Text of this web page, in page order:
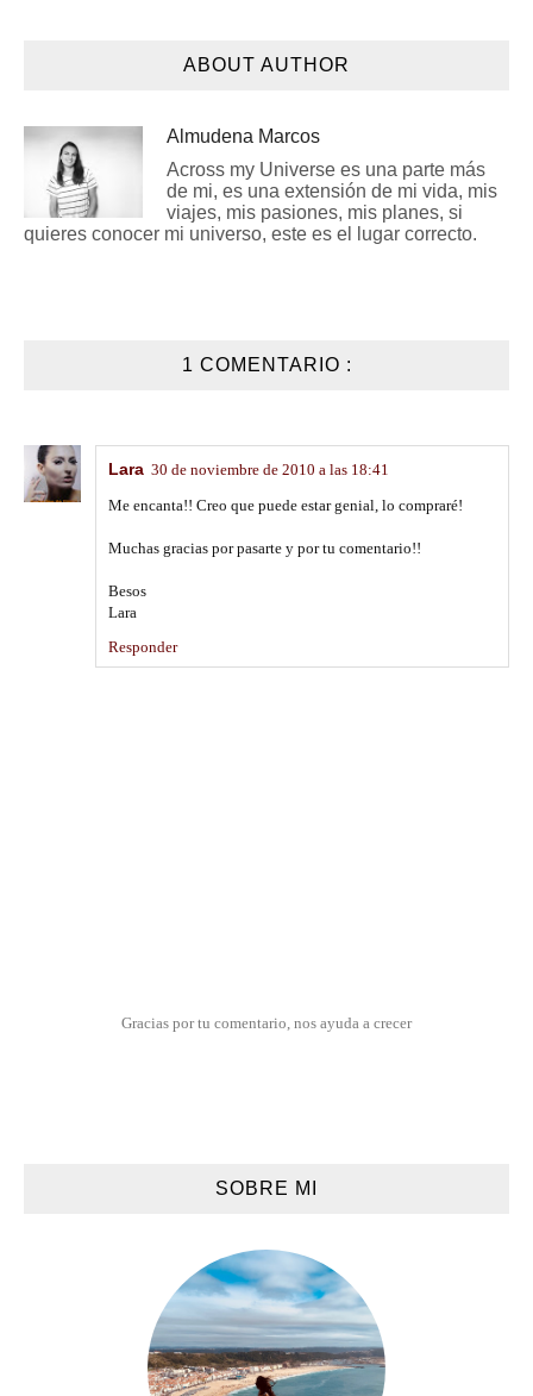
ABOUT AUTHOR
Almudena Marcos
Across my Universe es una parte más
de mi, es una extensión de mi vida, mis
viajes, mis pasiones, mis planes, si
quieres conocer mi universo, este es el lugar correcto.
1 COMENTARIO :
Lara 30 de noviembre de 2010 a las 18:41
Me encanta!! Creo que puede estar genial, lo compraré!
Muchas gracias por pasarte y por tu comentario!!
Besos
Lara
Responder
Gracias por tu comentario, nos ayuda a crecer
SOBRE MI